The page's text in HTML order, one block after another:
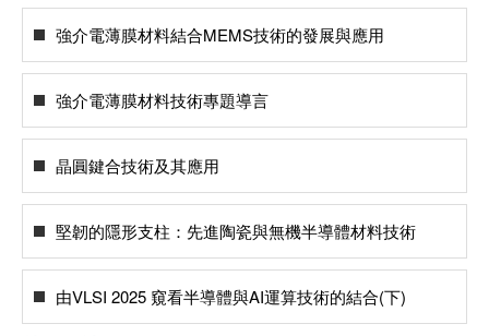
強介電薄膜材料結合MEMS技術的發展與應用
強介電薄膜材料技術專題導言
晶圓鍵合技術及其應用
堅韌的隱形支柱：先進陶瓷與無機半導體材料技術
由VLSI 2025 窺看半導體與AI運算技術的結合(下)